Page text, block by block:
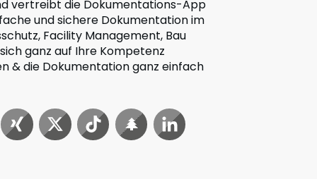
vertreibt die Dokumentations-App
und sichere Dokumentation im
Facility Management, Bau
ganz auf Ihre Kompetenz
& die Dokumentation ganz einfach